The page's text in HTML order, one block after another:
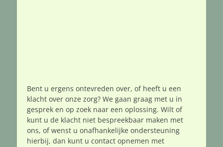
Bent u ergens ontevreden over, of heeft u een
klacht over onze zorg? We gaan graag met u in
gesprek en op zoek naar een oplossing. Wilt of
kunt u de klacht niet bespreekbaar maken met
ons, of wenst u onafhankelijke ondersteuning
hierbij, dan kunt u contact opnemen met